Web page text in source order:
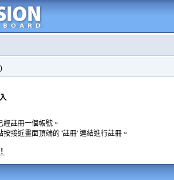
註冊一個帳號。
接近畫面頂端的 '註冊' 連結進行註冊。